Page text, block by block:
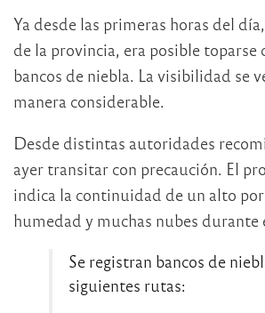
Ya desde las primeras horas del
de la provincia, era posible toparse
bancos de niebla. La visibilidad se
manera considerable.
Desde distintas autoridades
ayer transitar con precaución. El
indica la continuidad de un alto
humedad y muchas nubes durante
Se registran bancos de
siguientes rutas: